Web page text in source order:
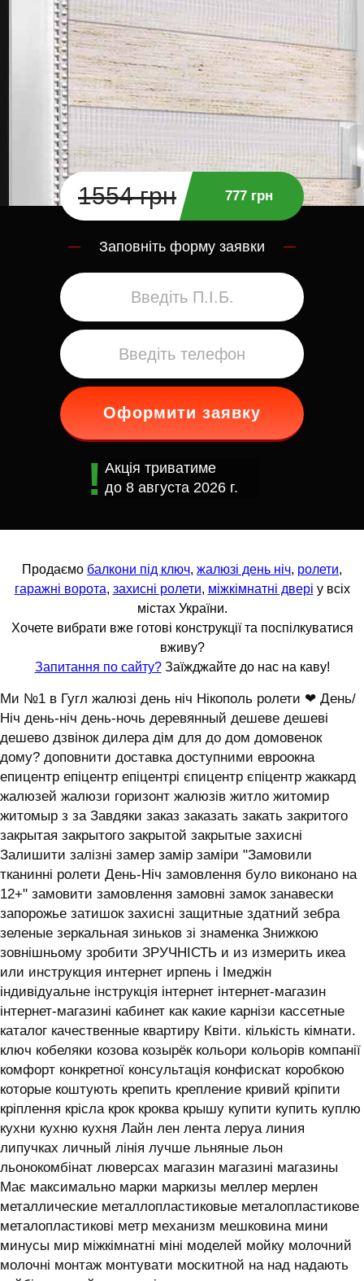
1554 грн 777 грн
Заповніть форму заявки
Оформити заявку
Акція триватиме
до 8 августа 2026 г.
Продаємо балкони під ключ, жалюзі день ніч, ролети,
гаражні ворота, захисні ролети, міжкімнатні двері у всіх
містах України.
Хочете вибрати вже готові конструкції та поспілкуватися
вживу?
Запитання по сайту?Заїжджайте до нас на каву!
Ми №1 в Гугл жалюзі день ніч Нікополь ролети ❤ День/
Ніч день-ніч день-ночь деревянный дешеве дешеві
дешево дзвінок дилера дім для до дом домовенок
дому? доповнити доставка доступними евроокна
епицентр епіцентр епіцентрі єпицентр єпіцентр жаккард
жалюзей жалюзи горизонт жалюзів житло житомир
житомыр з за Завдяки заказ заказать закать закритого
закрытая закрытого закрытой закрытые захисні
Залишити залізні замер замір заміри "Замовили
тканинні ролети День-Ніч замовлення було виконано на
12+" замовити замовлення замовні замок занавески
запорожье затишок захисні защитные здатний зебра
зеленые зеркальная зиньков зі знаменка Знижкою
зовнішньому зробити ЗРУЧНІСТЬ и из измерить икеа
или инструкция интернет ирпень і ‎Імеджін
індивідуальне інструкція інтернет інтернет-магазин
інтернет-магазині кабинет как какие карнізи кассетные
каталог качественные квартиру Квіти. кількість кімнати.
ключ кобеляки козова козырёк кольори кольорів компанії
комфорт конкретної консультація конфискат коробкою
которые коштують крепить крепление кривий кріпити
кріплення крісла крок кроква крышу купити купить куплю
кухни кухню кухня ‎Лайн лен лента леруа линия
липучках личный лінія лучше льняные льон
льонокомбінат люверсах магазин магазині магазины
Має максимально марки маркизы меллер мерлен
металлические металлопластиковые металопластикове
металопластикові метр механизм мешковина мини
минусы мир міжкімнатні міні моделей мойку молочний
молочні монтаж монтувати москитной на над надають